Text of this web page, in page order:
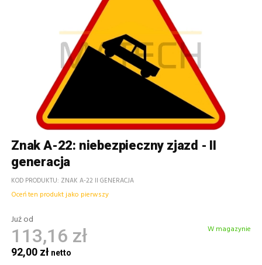
Znak A-22: niebezpieczny zjazd - II
generacja
KOD PRODUKTU ZNAK A-22 II GENERACJA
Oceń ten produkt jako pierwszy
Już od
113,16 zł
92,00 zł
W magazynie